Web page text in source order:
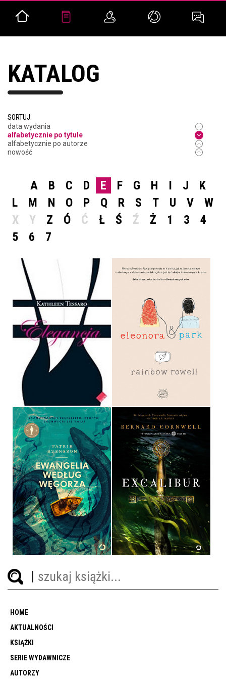
KATALOG
SORTUJ:
data wydania
alfabetycznie po tytule
alfabetycznie po autorze
nowość
A B C D E F G H I J
K
L
M N O P Q R S T U V
W
X
Y Z Ó Ć Ł Ś Ź Ż 1 3
4
5
6 7
ELEGANCJA
KATHLEEN TESSARO
ELEONORA I PARK
OPRAWA MIĘKKA
EWANGELIA WEDŁUG
WĘGORZA
PATRIK SVENSSON
OPRAWA MIĘKKA ZE SKRZYDEŁKAMI
39,90 ZŁ
EXCALIBUR
BERNARD CORNWELL
OPRAWA TWARDA
49,90 ZŁ
HOME
AKTUALNOŚCI
KSIĄŻKI
SERIE WYDAWNICZE
AUTORZY